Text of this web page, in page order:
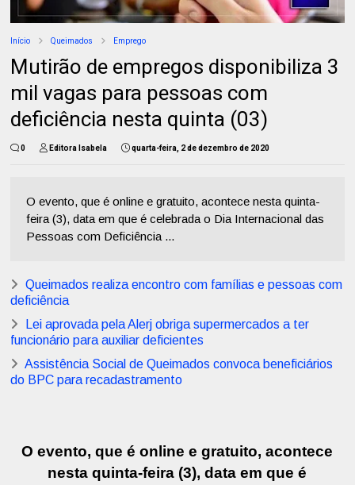
Início Queimados Emprego
Mutirão de empregos disponibiliza 3
mil vagas para pessoas com
deficiência nesta quinta (03)
0 Editora Isabela quarta-feira, 2 de dezembro de 2020
O evento, que é online e gratuito, acontece nesta quinta-
feira (3), data em que é celebrada o Dia Internacional das
Pessoas com Deficiência ...
Queimados realiza encontro com famílias e pessoas com
deficiência
Lei aprovada pela Alerj obriga supermercados a ter
funcionário para auxiliar deficientes
Assistência Social de Queimados convoca beneficiários
do BPC para recadastramento
O evento, que é online e gratuito, acontece
nesta quinta-feira (3), data em que é